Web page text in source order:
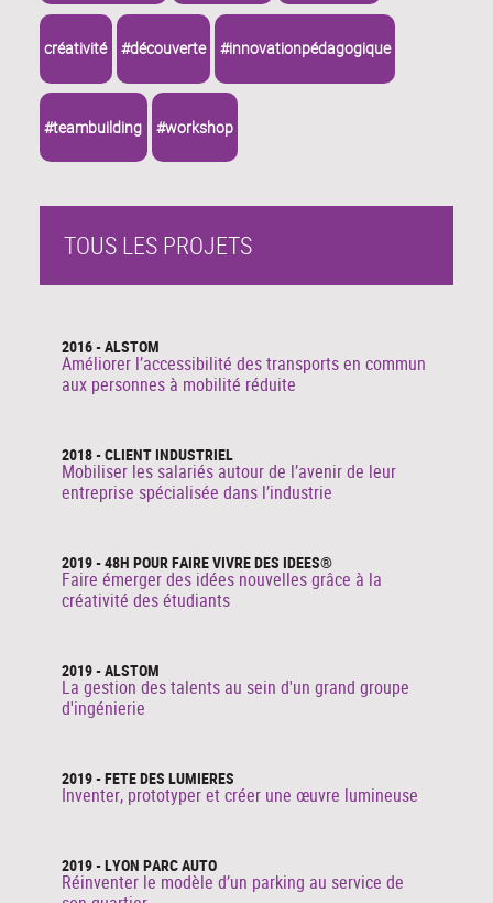
créativité #découverte #innovationpédagogique
#teambuilding #workshop
TOUS LES PROJETS
2016 - ALSTOM
Améliorer l’accessibilité des transports en commun
aux personnes à mobilité réduite
2018 - CLIENT INDUSTRIEL
Mobiliser les salariés autour de l’avenir de leur
entreprise spécialisée dans l’industrie
2019 - 48H POUR FAIRE VIVRE DES IDEES®
Faire émerger des idées nouvelles grâce à la
créativité des étudiants
2019 - ALSTOM
La gestion des talents au sein d'un grand groupe
d'ingénierie
2019 - FETE DES LUMIERES
Inventer, prototyper et créer une œuvre lumineuse
2019 - LYON PARC AUTO
Réinventer le modèle d’un parking au service de